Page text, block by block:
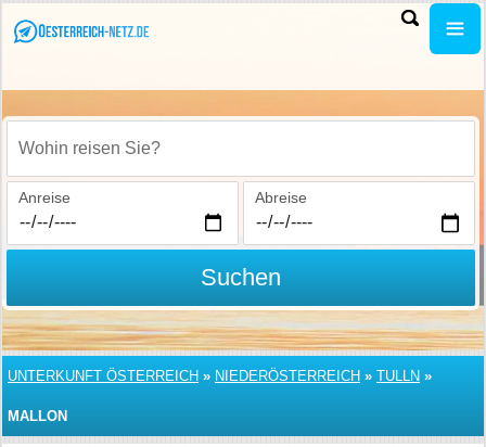
Wohin reisen Sie?
Anreise Abreise
Suchen
UNTERKUNFT ÖSTERREICH » NIEDERÖSTERREICH » TULLN »
MALLON